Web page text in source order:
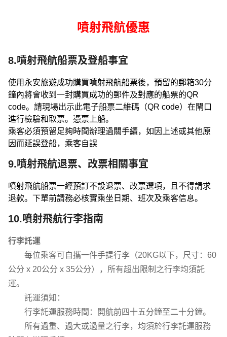
噴射飛航優惠
8.噴射飛航船票及登船事宜
使用永安旅遊成功購買噴射飛航船票後，預留的郵箱30分
鐘內將會收到一封購買成功的郵件及對應的船票的QR
code。請現場出示此電子船票二維碼（QR code）在閘口
進行檢驗和取票。憑票上船。
乘客必須預留足夠時間辦理過關手續，如因上述或其他原
因而延誤登船，乘客自誤
9.噴射飛航退票、改票相關事宜
噴射飛航船票一經預訂不設退票、改票選項，且不得請求
退款。下單前請務必核實乘坐日期、班次及乘客信息。
10.噴射飛航行李指南
行李託運
每位乘客可自攜一件手提行李（20KG以下，尺寸：60
公分 x 20公分 x 35公分），所有超出限制之行李均須託
運。
託運須知：
行李託運服務時間：開航前四十五分鐘至二十分鐘。
所有過重、過大或過量之行李，均須於行李託運服務